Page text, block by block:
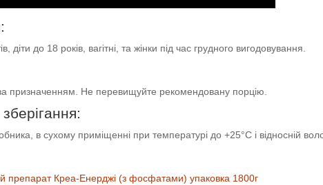
діти до 18 років, вагітні, та жінки під час грудного вигодовування.
за призначенням. Не перевищуйте рекомендовану порцію.
в сухому приміщенні при температурі до +25°C і відносній
препарат Креа-Енерджі (з фосфатами) упаковка 1800г